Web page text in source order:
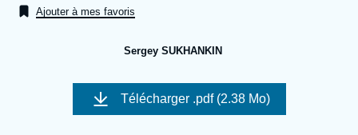
Se connecter
Ajouter à mes favoris
Sergey SUKHANKIN
Image
couverture
Télécharger .pdf (2.38 Mo)